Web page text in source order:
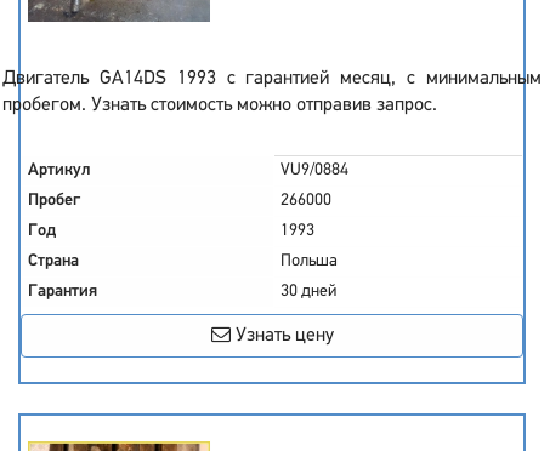
Двигатель GA14DS 1993 с гарантией месяц, с минимальным
пробегом. Узнать стоимость можно отправив запрос.
Артикул
VU9/0884
Пробег
266000
Год
1993
Страна
Польша
Гарантия
30 дней
Узнать цену